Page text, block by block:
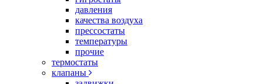
давления
качества воздуха
прессостаты
температуры
прочие
термостаты
клапаны